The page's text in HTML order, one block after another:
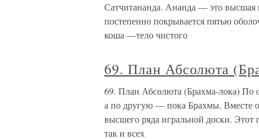
Сатчитананда. Ананда — это высшая
постепенно покрывается пятью
коша —тело чистого
69. План Абсолюта
69. План Абсолюта (Брахма-лока) По
а по другую — пока Брахмы. Вместе
высшего ряда игральной доски.
так и всех